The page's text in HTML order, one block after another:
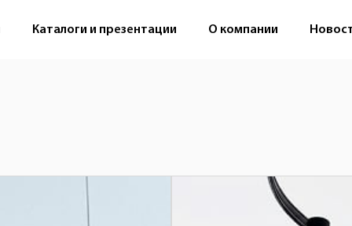
Каталоги и презентации О компании